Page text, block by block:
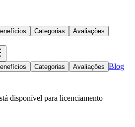
Categorias Avaliações
Categorias Avaliações Blog
disponível para licenciamento